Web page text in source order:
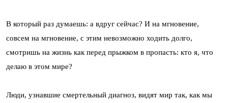
В который раз думаешь: а вдруг сейчас? И на мгновение,
совсем на мгновение, с этим невозможно ходить долго,
смотришь на жизнь как перед прыжком в пропасть: кто я, что
делаю в этом мире?
Люди, узнавшие смертельный диагноз, видят мир так, как мы